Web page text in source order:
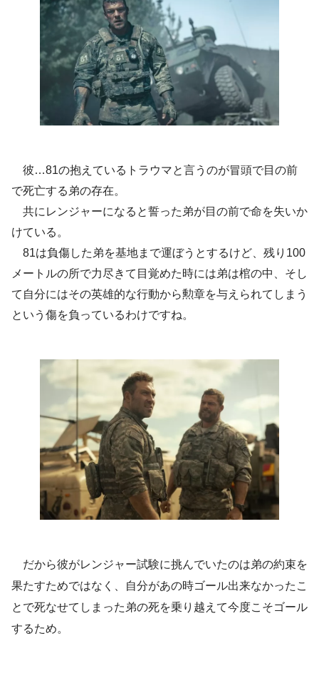
彼…81の抱えているトラウマと言うのが冒頭で目の前
で死亡する弟の存在。
共にレンジャーになると誓った弟が目の前で命を失いか
けている。
81は負傷した弟を基地まで運ぼうとするけど、残り100
メートルの所で力尽きて目覚めた時には弟は棺の中、そし
て自分にはその英雄的な行動から勲章を与えられてしまう
という傷を負っているわけですね。
だから彼がレンジャー試験に挑んでいたのは弟の約束を
果たすためではなく、自分があの時ゴール出来なかったこ
とで死なせてしまった弟の死を乗り越えて今度こそゴール
するため。